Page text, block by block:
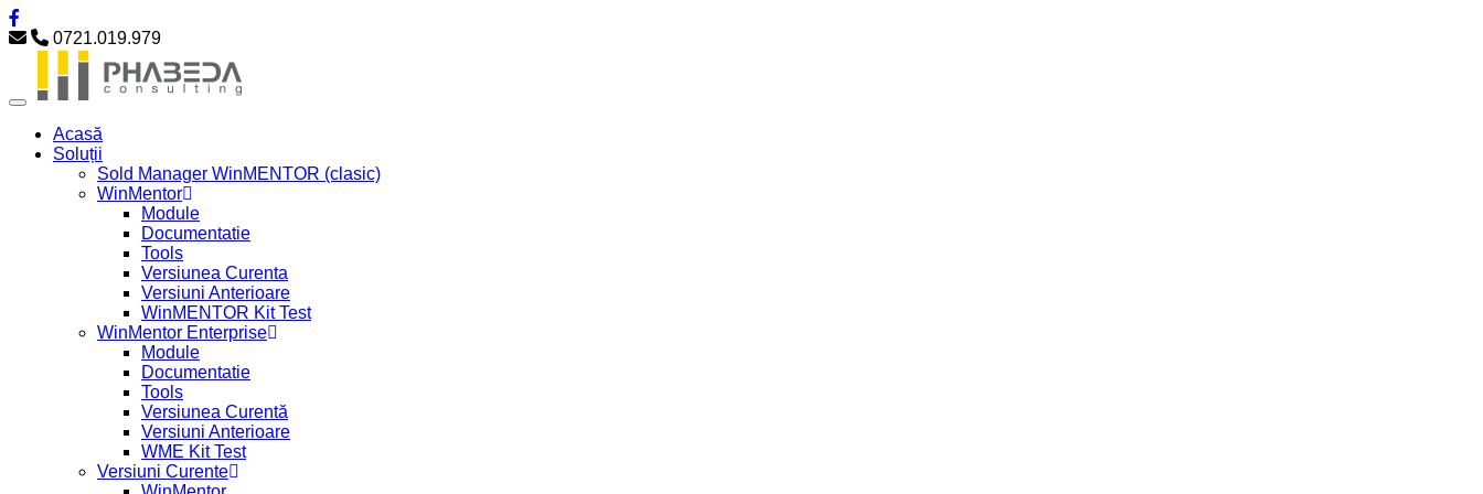
0721.019.979
Acasă
Soluții
Sold Manager WinMENTOR (clasic)
WinMentor
Module
Documentatie
Tools
Versiunea Curenta
Versiuni Anterioare
WinMENTOR Kit Test
WinMentor Enterprise
Module
Documentatie
Tools
Versiunea Curentă
Versiuni Anterioare
WME Kit Test
Versiuni Curente